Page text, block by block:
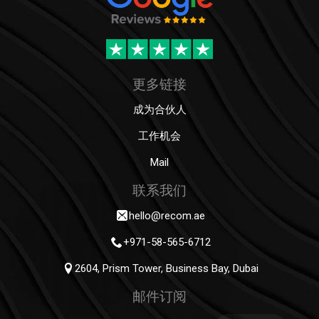
更多链接
成为合伙人
工作机会
Mail
联系我们
hello@recom.ae
+971-58-565-6712
2604, Prism Tower, Business Bay, Dubai
邮件订阅